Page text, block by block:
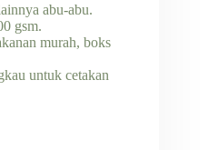
abu-abu.
gsm.
murah, boks
untuk cetakan